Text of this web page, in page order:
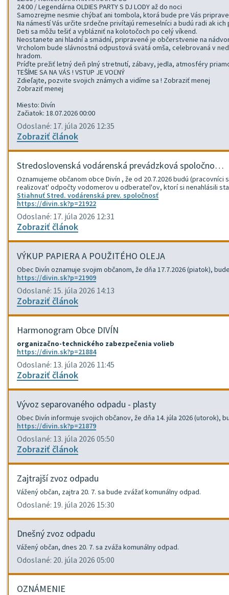
24:00 / Legendárna OLDIES PARTY S DJ LODY až do noci
Samozrejme nesmie chýbať ani tombola, ktorá bude pre Vás
Na námestí Vás určite srdečne privítajú remeselníci a budú radi ak
Deti sa môžu tešiť a vyblázniť na kolotočoch po celý víkend.
Neostanete ani hladní a smädní, pripravené je občerstvenie na
Vrcholom bude slávnostná odpustová svätá omša, celebrovaná v
hradom.
Príďte prežiť letný deň plný stretnutí, zábavy, jedla, atmosféry
TEŠÍME SA NA VÁS ! VSTUP JE VOĽNÝ
Zdieľajte, pozvite svojich známych a vidíme sa ! Zobraziť menej
Zobraziť menej
Miesto: Divín
Začiatok: 18.07.2026 00:00
Odoslané: 17. júla 2026 12:35
Zobraziť článok
Stredoslovenská vodárenská prevádzková spoločno…
Oznamujeme občanom obce Divín , že od 20.7.2026 budú (pracovníci
realizovat' odpočty vodomerov u odberatel'ov, ktorí si nenahlásili
Stiahnuť Stred. vodárenská prev. spoločnosť
https://divin.sk?p=21922
Odoslané: 17. júla 2026 12:31
Zobraziť článok
VÝKUP PAPIERA A POUŽITÉHO OLEJA
Obec Divín oznamuje svojim občanom, že dňa 17.7.2026 (piatok),
https://divin.sk?p=21909
Odoslané: 15. júla 2026 14:13
Zobraziť článok
Harmonogram Obce DIVÍN
organizačno-technického zabezpečenia volieb
https://divin.sk?p=21884
Odoslané: 13. júla 2026 11:45
Zobraziť článok
Vývoz separovaného odpadu - plasty
Obec Divín informuje svojich občanov, že dňa 14. júla 2026 (utorok),
https://divin.sk?p=21879
Odoslané: 13. júla 2026 05:50
Zobraziť článok
Zajtrajší zvoz odpadu
Vážený občan, zajtra 20. 7. sa bude zvážať komunálny odpad.
Odoslané: 19. júla 2026 15:30
Dnešný zvoz odpadu
Vážený občan, dnes 20. 7. sa zváža komunálny odpad.
Odoslané: 20. júla 2026 05:00
OZNÁMENIE